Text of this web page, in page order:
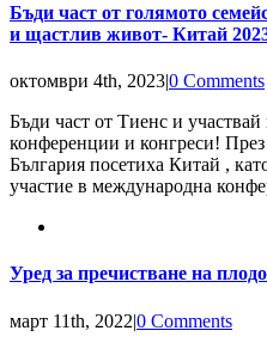
Бъди част от голямото
и щастлив живот- Китай
октомври 4th, 2023|0 Comments
Бъди част от Тиенс и
конференции и конгреси!
България посетиха Китай ,
участие в международна
Уред за пречистване на
март 11th, 2022|0 Comments